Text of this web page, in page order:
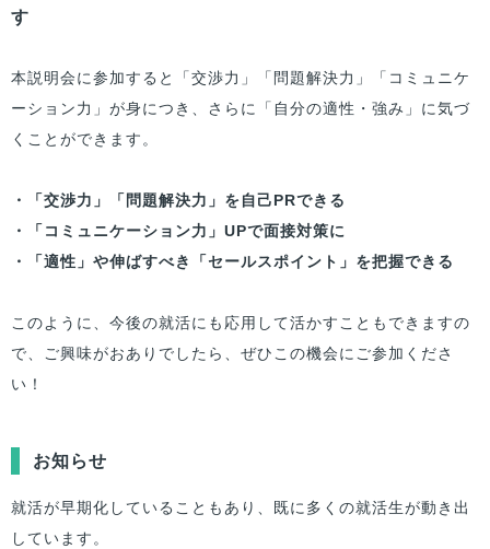
す
本説明会に参加すると「交渉力」「問題解決力」「コミュニケ
ーション力」が身につき、さらに「自分の適性・強み」に気づ
くことができます。
・「交渉力」「問題解決力」を自己PRできる
・「コミュニケーション力」UPで面接対策に
・「適性」や伸ばすべき「セールスポイント」を把握できる
このように、今後の就活にも応用して活かすこともできますの
で、ご興味がおありでしたら、ぜひこの機会にご参加くださ
い！
お知らせ
就活が早期化していることもあり、既に多くの就活生が動き出
しています。